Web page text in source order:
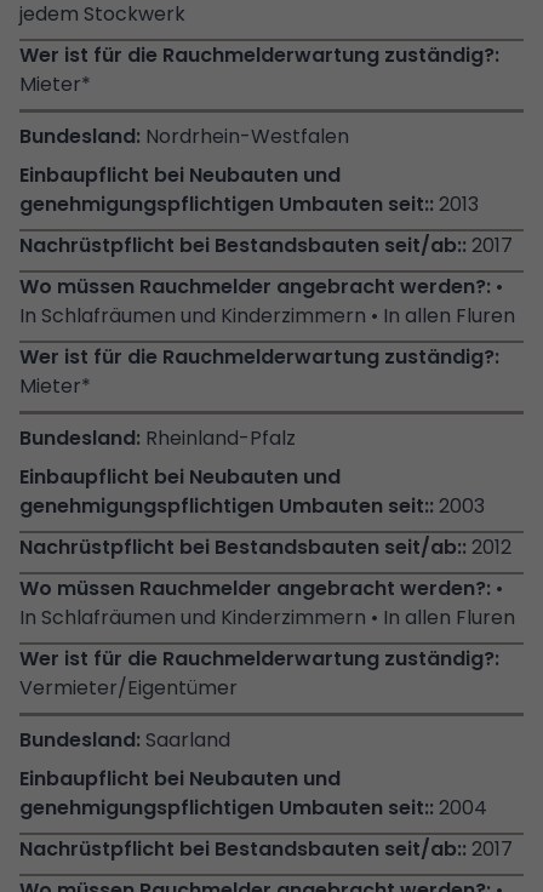
jedem Stockwerk
Mieter*
Nordrhein-Westfalen
2013
2017
•
In Schlafräumen und Kinderzimmern • In allen Fluren
Mieter*
Rheinland-Pfalz
2003
2012
•
In Schlafräumen und Kinderzimmern • In allen Fluren
Vermieter/Eigentümer
Saarland
2004
2017